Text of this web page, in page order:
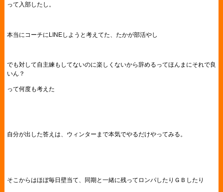
って入部したし。
本当にコーチにLINEしようと考えてた、たかが部活やし
でも対して自主練もしてないのに楽しくないから辞めるってほんまにそれで良
いん？
って何度も考えた
自分が出した答えは、ウィンターまで本気でやるだけやってみる。
そこからはほぼ毎日壁当て、同期と一緒に残ってロンパしたりＧＢしたり